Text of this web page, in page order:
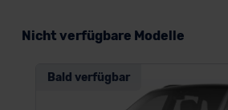
Nicht verfügbare Modelle
Bald verfügbar